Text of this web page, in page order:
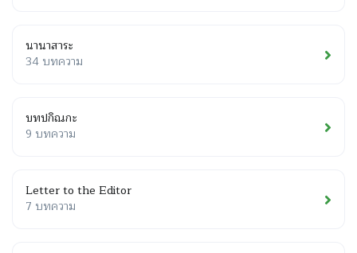
นานาสาระ
34 บทความ
บทปกิณกะ
9 บทความ
Letter to the Editor
7 บทความ